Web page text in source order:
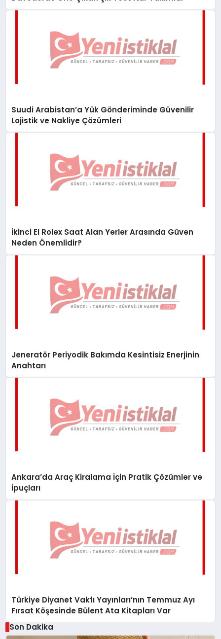
Suudi Arabistan’a Yük Gönderiminde Güvenilir
Lojistik ve Nakliye Çözümleri
İkinci El Rolex Saat Alan Yerler Arasında Güven
Neden Önemlidir?
Jeneratör Periyodik Bakımda Kesintisiz Enerjinin
Anahtarı
Ankara’da Araç Kiralama İçin Pratik Çözümler ve
İpuçları
Türkiye Diyanet Vakfı Yayınları’nın Temmuz Ayı
Fırsat Köşesinde Bülent Ata Kitapları Var
Son Dakika